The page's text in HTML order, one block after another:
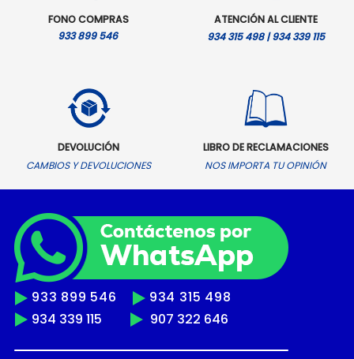
FONO COMPRAS
933 899 546
ATENCIÓN AL CLIENTE
934 315 498 | 934 339 115
DEVOLUCIÓN
CAMBIOS Y DEVOLUCIONES
LIBRO DE RECLAMACIONES
NOS IMPORTA TU OPINIÓN
933 899 546
934 315 498
934 339 115
907 322 646